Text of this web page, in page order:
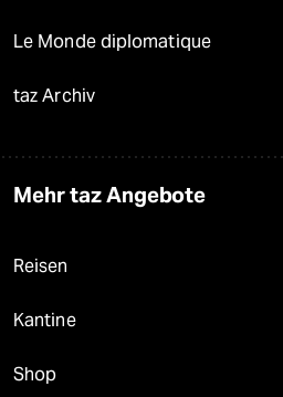
Le Monde diplomatique
taz Archiv
Mehr taz Angebote
Reisen
Kantine
Shop